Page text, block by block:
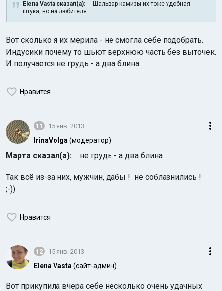
Elena Vasta сказал(а): Шальвар камизы их тоже удобная
штука, но на любителя.
Вот сколько я их мерила - не смогла себе подобрать.
Индусики почему то шьют верхнюю часть без выточек.
И получается не грудь - а два блина.
Нравится
11 15 янв. 2013
IrinaVolga (модератор)
Марта сказал(а): не грудь - а два блина
Так всё из-за них, мужчин, дабы ! не соблазнились !
;-))
Нравится
12 15 янв. 2013
Elena Vasta (сайт-админ)
Вот прикупила вчера себе несколько очень удачных